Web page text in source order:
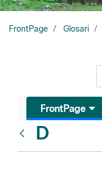
FrontPage Glosari
FrontPage
D